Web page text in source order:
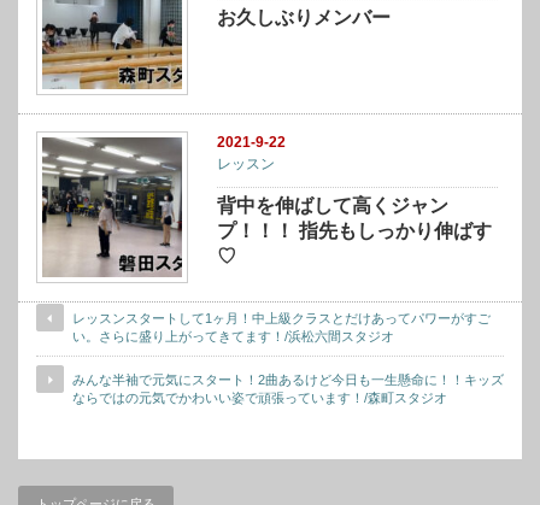
お久しぶりメンバー
2021-9-22
レッスン
背中を伸ばして高くジャン
プ！！！ 指先もしっかり伸ばす
♡
レッスンスタートして1ヶ月！中上級クラスとだけあってパワーがすご
い。さらに盛り上がってきてます！/浜松六間スタジオ
みんな半袖で元気にスタート！2曲あるけど今日も一生懸命に！！キッズ
ならではの元気でかわいい姿で頑張っています！/森町スタジオ